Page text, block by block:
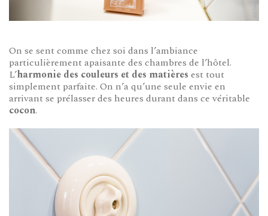
On se sent comme chez soi dans l’ambiance
particulièrement apaisante des chambres de l’hôtel.
L’harmonie des couleurs et des matières est tout
simplement parfaite. On n’a qu’une seule envie en
arrivant se prélasser des heures durant dans ce véritable
cocon.